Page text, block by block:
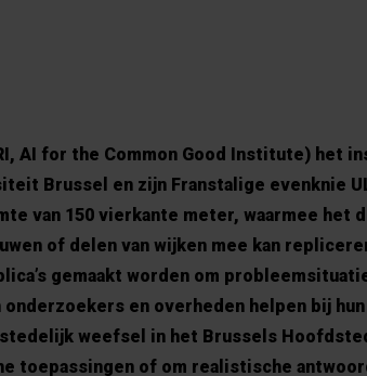
AI for the Common Good Institute)
Brussel en zijn Franstalige evenknie
van 150 vierkante meter, waarmee het
of delen van wijken mee kan
gemaakt worden om
onderzoekers en overheden helpen bij
weefsel in het Brussels
toepassingen of om realistische